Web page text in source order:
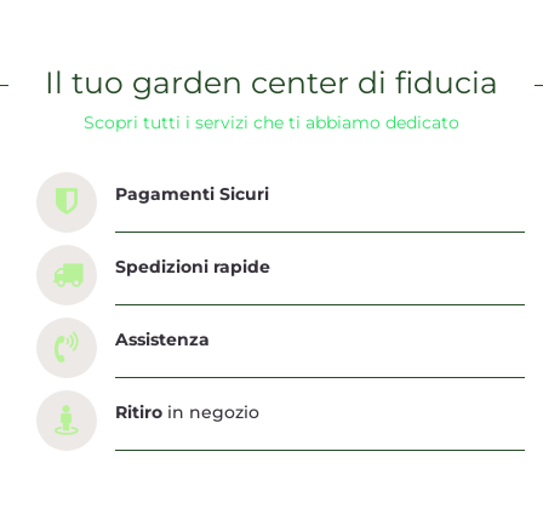
Il tuo garden center di fiducia
Scopri tutti i servizi che ti abbiamo dedicato
Pagamenti Sicuri
Spedizioni rapide
Assistenza
Ritiro in negozio